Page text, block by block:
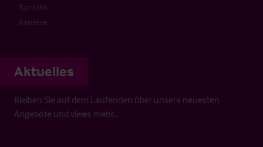
Kontakt
Karriere
Aktuelles
Bleiben Sie auf dem Laufenden über unsere neuesten
Angebote und vieles mehr…